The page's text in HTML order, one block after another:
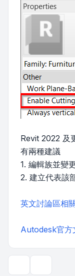
Revit 2022 及
有兩種建議
1. 編輯族並變
2. 建立代表該
英文討論區相
Autodesk官方